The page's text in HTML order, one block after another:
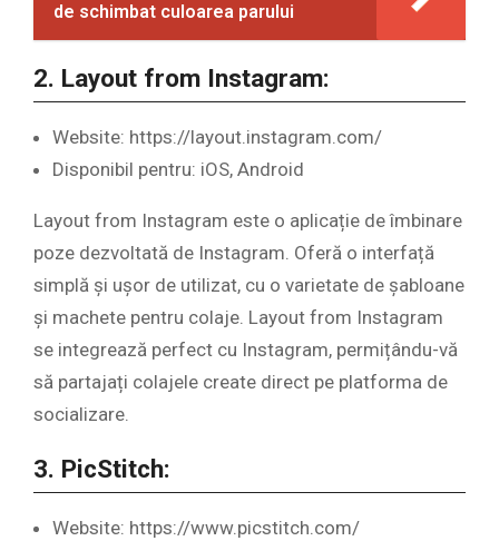
de schimbat culoarea parului
2. Layout from Instagram:
Website: https://layout.instagram.com/
Disponibil pentru: iOS, Android
Layout from Instagram este o aplicație de îmbinare
poze dezvoltată de Instagram. Oferă o interfață
simplă și ușor de utilizat, cu o varietate de șabloane
și machete pentru colaje. Layout from Instagram
se integrează perfect cu Instagram, permițându-vă
să partajați colajele create direct pe platforma de
socializare.
3. PicStitch:
Website: https://www.picstitch.com/